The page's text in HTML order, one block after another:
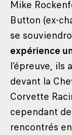
Mike
Button (ex-
se
expérience
l’épreuve,
devant la
Corvette
cependant
rencontrés